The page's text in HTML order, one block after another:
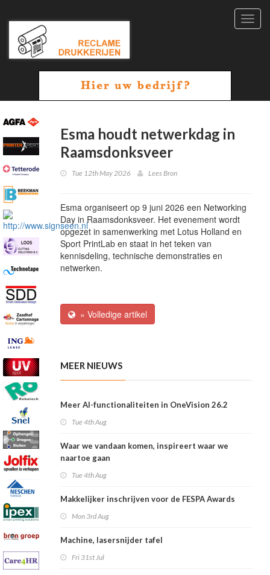
Esma houdt netwerkdag in
Raamsdonksveer
Tue 12th May 2026 Lees Bron
Esma organiseert op 9 juni 2026 een Networking
Day in Raamsdonksveer. Het evenement wordt
opgezet in samenwerking met Lotus Holland en
Sport PrintLab en staat in het teken van
kennisdeling, technische demonstraties en
netwerken.
» Volledige artikel
MEER NIEUWS
Meer AI-functionaliteiten in OneVision 26.2
Tue 4th Aug
Waar we vandaan komen, inspireert waar we
naartoe gaan
Tue 4th Aug
Makkelijker inschrijven voor de FESPA Awards
Mon 3rd Aug
Machine, lasersnijder tafel
Fri 31st Jul